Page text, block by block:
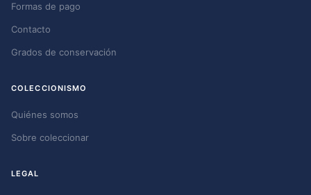
Formas de pago
Contacto
Grados de conservación
COLECCIONISMO
Quiénes somos
Sobre coleccionar
LEGAL